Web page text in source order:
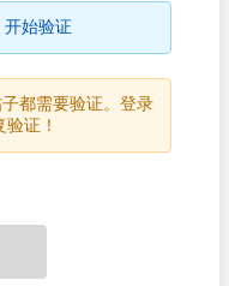
始验证
都需要验证。登录
证！